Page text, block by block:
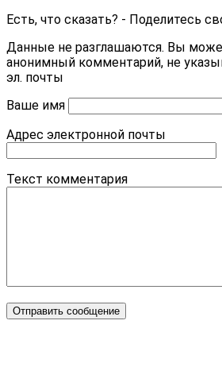
Есть, что сказать? - Поделитесь
Данные не разглашаются. Вы
анонимный комментарий, не
эл. почты
Ваше имя
Адрес электронной почты
Текст комментария